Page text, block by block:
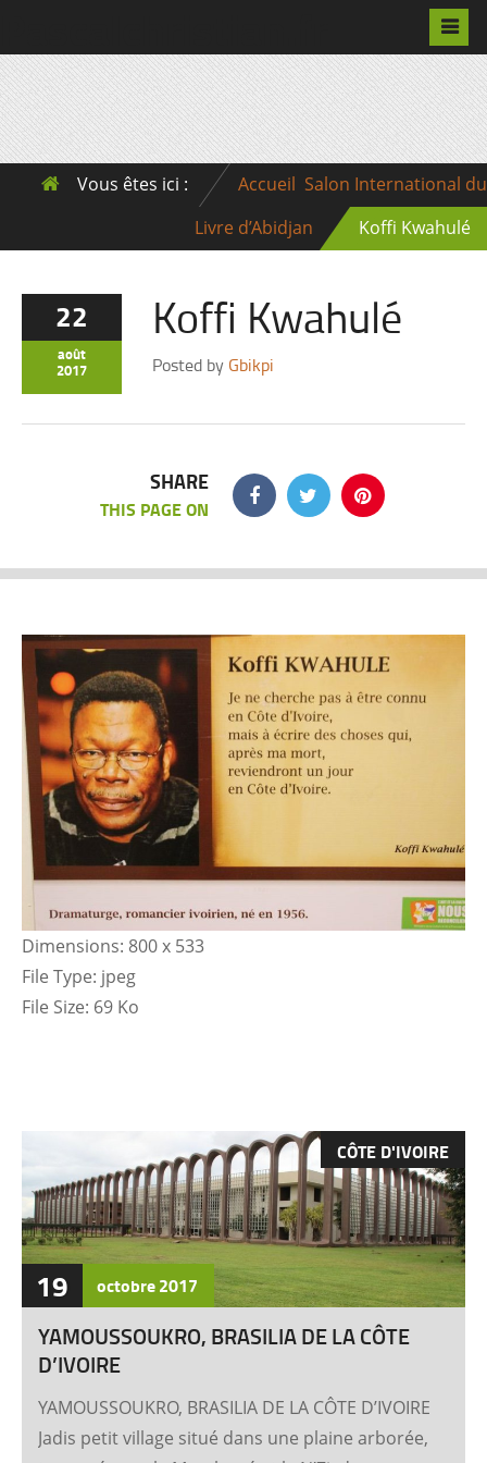
Vous êtes ici : Accueil Salon International du
Livre d’Abidjan
Koffi Kwahulé
22
août
2017
Koffi Kwahulé
Posted by Gbikpi
SHARE
THIS PAGE ON
Dimensions: 800 x 533
File Type: jpeg
File Size: 69 Ko
CÔTE D'IVOIRE
19 octobre2017
YAMOUSSOUKRO, BRASILIA DE LA CÔTE
D’IVOIRE
YAMOUSSOUKRO, BRASILIA DE LA CÔTE D’IVOIRE
Jadis petit village situé dans une plaine arborée,